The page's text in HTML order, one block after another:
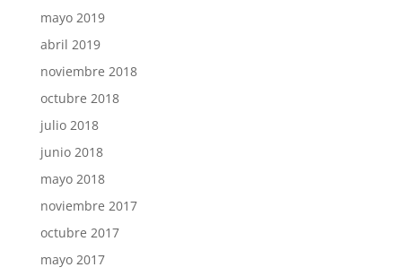
mayo 2019
abril 2019
noviembre 2018
octubre 2018
julio 2018
junio 2018
mayo 2018
noviembre 2017
octubre 2017
mayo 2017